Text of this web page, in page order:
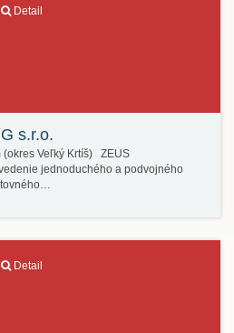
Detail
s.r.o.
(okres Veľký Krtíš) ZEUS
jednoduchého a podvojného
Detail